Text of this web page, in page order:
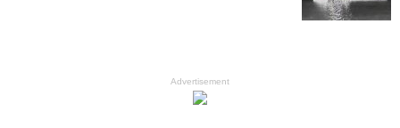
Advertisement